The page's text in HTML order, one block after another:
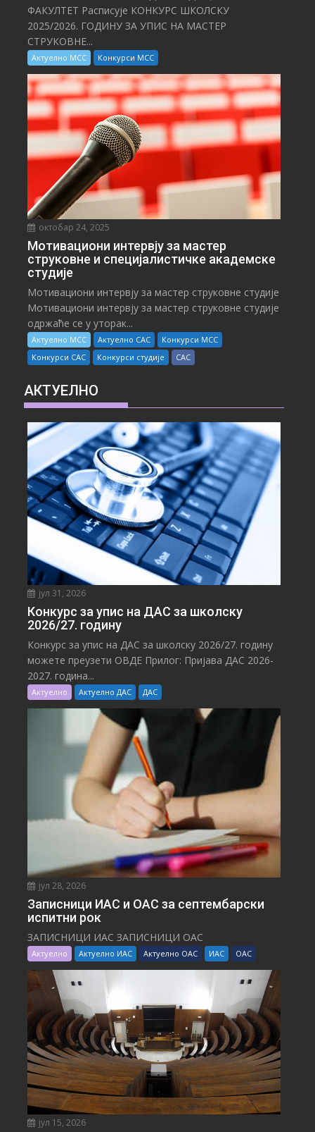
ФАКУЛТЕТ Расписује КОНКУРС ШКОЛСКУ
2025/⁠2026. ГОДИНУ ЗА УПИС НА МАСТЕР
СТРУКОВНЕ...
Актуелно МСС Конкурси МСС
октобар 24, 2025
Мотивациони интервју за мастер
струковне и специјалистичке академске
студије
Мотивациони интервју за мастер струковне студије
Мотивациони интервју за мастер струковне студије
одржаће се у уторак...
Актуелно МСС Актуелно САС
Конкурси МСС
Конкурси САС
Конкурси студије САС
АКТУЕЛНО
јул 31, 2026
Конкурс за упис на ДАС за школску
2026/27. годину
Конкурс за упис на ДАС за школску 2026/27. годину
можете преузети ОВДЕ Прилог: Пријава ДАС 2026-
2027. година...
Актуелно Актуелно ДАС ДАС
јул 28, 2026
Записници ИАС и ОАС за септембарски
испитни рок
ЗАПИСНИЦИ ИАС ЗАПИСНИЦИ ОАС
Актуелно Актуелно ИАС Актуелно ОАС ИАС ОАС
јул 15, 2026